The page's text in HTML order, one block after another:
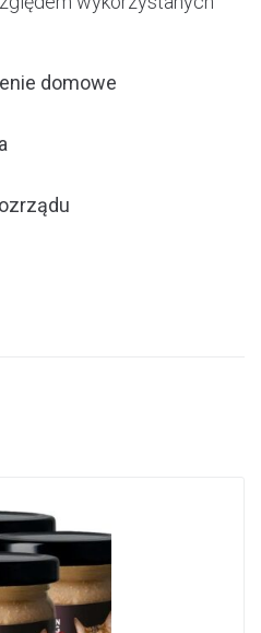
domowe